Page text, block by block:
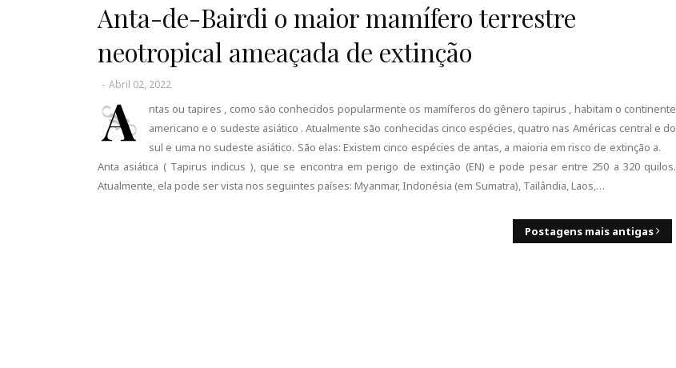
Anta-de-Bairdi o maior mamífero terrestre
neotropical ameaçada de extinção
- Abril 02, 2022
A
ntas ou tapires , como são conhecidos popularmente os mamíferos do gênero tapirus , habitam o continente
americano e o sudeste asiático . Atualmente são conhecidas cinco espécies, quatro nas Américas central e do
sul e uma no sudeste asiático. São elas: Existem cinco espécies de antas, a maioria em risco de extinção a.
Anta asiática ( Tapirus indicus ), que se encontra em perigo de extinção (EN) e pode pesar entre 250 a 320 quilos.
Atualmente, ela pode ser vista nos seguintes países: Myanmar, Indonésia (em Sumatra), Tailândia, Laos,…
Postagens mais antigas